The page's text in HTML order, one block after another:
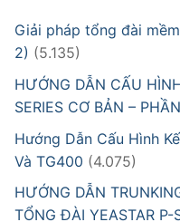
Giải pháp tổng đài
2) (5.135)
HƯỚNG DẪN CẤU
SERIES CƠ BẢN –
Hướng Dẫn Cấu Hình
Và TG400 (4.075)
HƯỚNG DẪN
TỔNG ĐÀI YEASTAR P-